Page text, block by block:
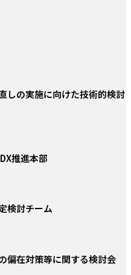
しの実施に向けた技術的検討
推進本部
検討チーム
偏在対策等に関する検討会